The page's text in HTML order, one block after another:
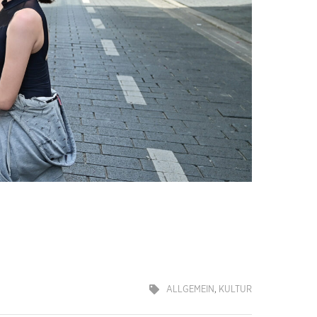
ALLGEMEIN, KULTUR